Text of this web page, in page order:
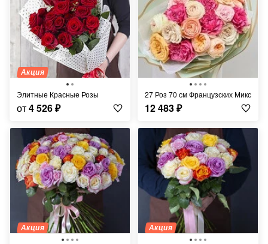
Акция
Элитные Красные Розы
от4 526₽
27 Роз 70 см Французских Микс
12 483₽
Акция Акция